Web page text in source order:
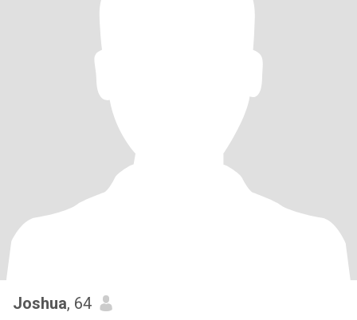
Joshua, 64